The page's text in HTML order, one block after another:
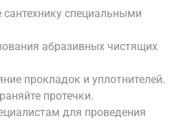
сантехнику специальными
абразивных чистящих
прокладок и уплотнителей.
протечки.
для проведения